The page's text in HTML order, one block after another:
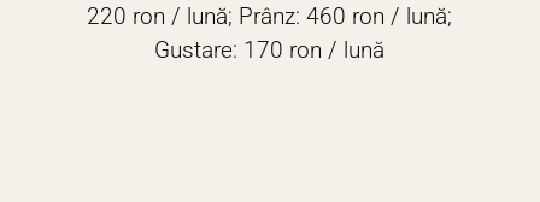
220 ron / lună; Prânz: 460 ron / lună;
Gustare: 170 ron / lună